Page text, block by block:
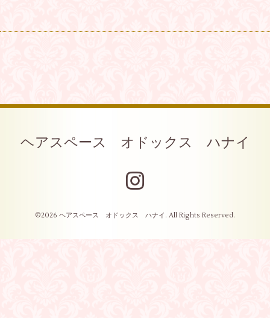
ヘアスペース オドックス ハナイ
©2026 ヘアスペース オドックス ハナイ . All Rights Reserved.